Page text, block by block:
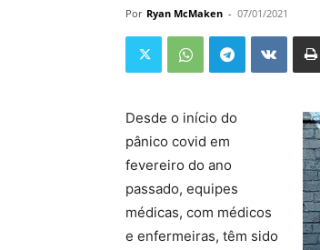
Por Ryan McMaken - 07/01/2021
Desde o início do
pânico covid em
fevereiro do ano
passado, equipes
médicas, com médicos
e enfermeiras, têm sido